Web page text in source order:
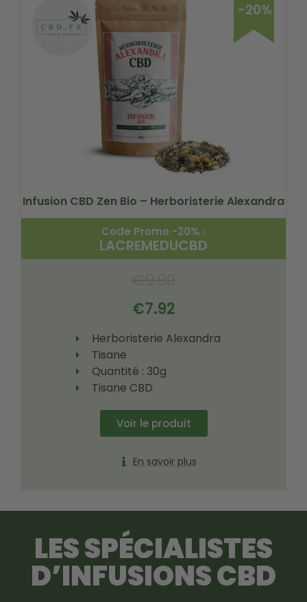
-20%
Infusion CBD Zen Bio – Herboristerie Alexandra
Code Promo -20% :
LACREMEDUCBD
€7.92
Herboristerie Alexandra
Tisane
Quantité : 30g
Tisane CBD
Voir le produit
En savoir plus
LES SPÉCIALISTES
D’INFUSIONS CBD